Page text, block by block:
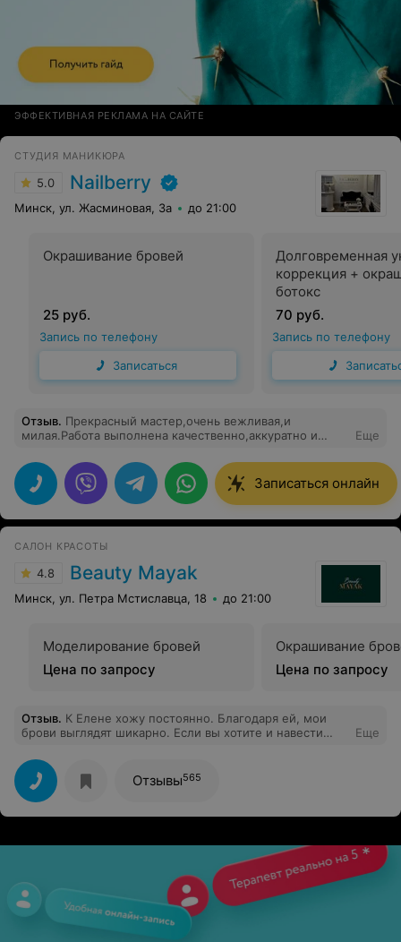
ЭФФЕКТИВНАЯ РЕКЛАМА НА САЙТЕ
СТУДИЯ МАНИКЮРА
5.0 Nailberry
Минск, ул. Жасминовая, 3а до 21:00
Окрашивание бровей
25 руб.
Запись по телефону
Записаться
Долговременная
коррекция +
ботокс
70 руб.
Запись по телефону
Отзыв. Прекрасный мастер,очень вежливая,и
милая.Работа выполнена качественно,аккуратно и
Еще
Записаться онлайн
САЛОН КРАСОТЫ
4.8 Beauty Mayak
Минск, ул. Петра Мстиславца, 18 до 21:00
Моделирование бровей
Цена по запросу
Окрашивание
Цена по запросу
Отзыв. К Елене хожу постоянно. Благодаря ей, мои
брови выглядят шикарно. Если вы хотите и навести
бьюти маяк
Еще
Отзывы565